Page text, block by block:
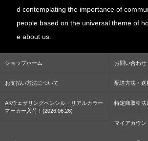
d contemplating the importance of
people based on the universal theme of
e about us.
ショップホーム お問い合わせ
お支払い方法について 配送方法・送
AKウェザリングペンシル・リアルカラー
マーカー入荷！(2026.06.26)
特定商取引
マイアカウン